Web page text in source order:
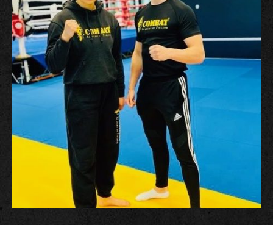
HARJOITUSMAKSUT
YRITYSKURSSIT – YKSITYISTUNNIT
VERKKOKAUPPA
REKRY
YHTEYSTIEDOT
FI